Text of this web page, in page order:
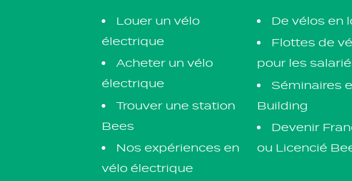
Louer un vélo
électrique
Acheter un vélo
électrique
Trouver une station
Bees
Nos expériences en
vélo électrique
De vélos en
Flottes de
pour les
Séminaires
Building
Devenir
ou Licencié